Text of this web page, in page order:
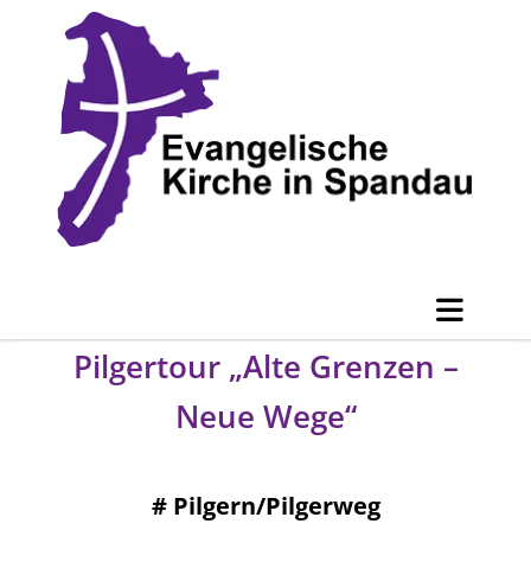
Pilgertour „Alte Grenzen –
Neue Wege“
# Pilgern/Pilgerweg